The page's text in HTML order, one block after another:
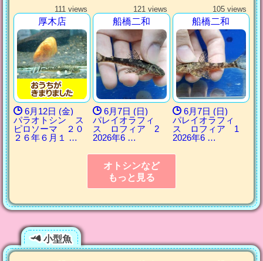
111 views
厚木店
6月12日 (金)
パラオトシン ス
ピロソーマ ２０
２６年６月１ …
121 views
船橋二和
6月7日 (日)
パレイオラフィ
ス ロフィア 2
2026年6 …
105 views
船橋二和
6月7日 (日)
パレイオラフィ
ス ロフィア 1
2026年6 …
オトシンなど
もっと見る
小型魚